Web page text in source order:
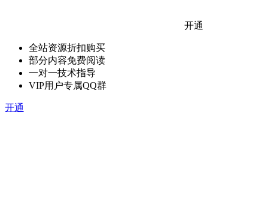
开通
全站资源折扣购买
部分内容免费阅读
一对一技术指导
VIP用户专属QQ群
开通